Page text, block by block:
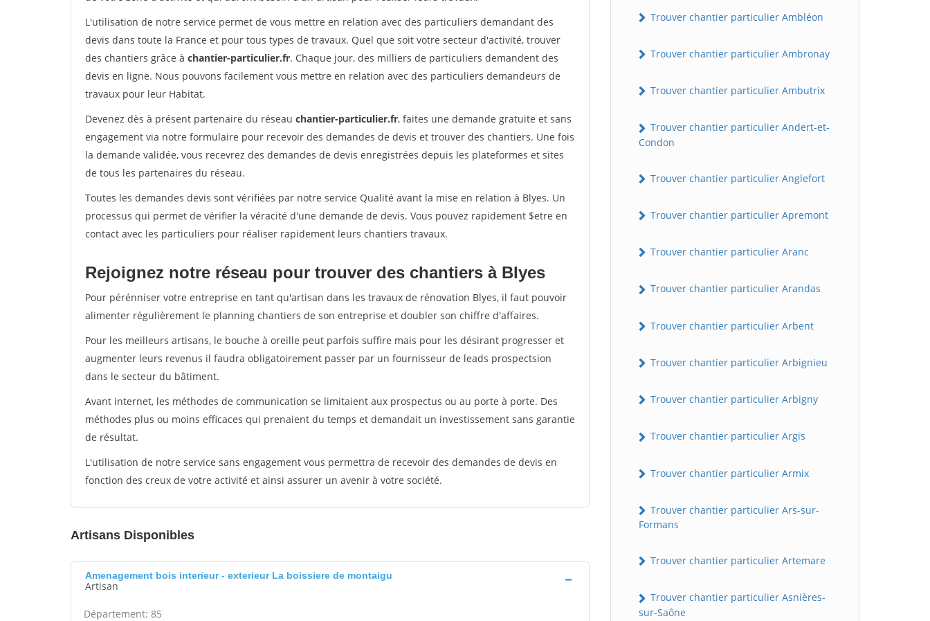
L'utilisation de notre service permet de vous mettre en relation avec des particuliers demandant des
devis dans toute la France et pour tous types de travaux. Quel que soit votre secteur d'activité, trouver
des chantiers grâce à chantier-particulier.fr. Chaque jour, des milliers de particuliers demandent des
devis en ligne. Nous pouvons facilement vous mettre en relation avec des particuliers demandeurs de
travaux pour leur Habitat.
Devenez dès à présent partenaire du réseau chantier-particulier.fr, faites une demande gratuite et sans
engagement via notre formulaire pour recevoir des demandes de devis et trouver des chantiers. Une fois
la demande validée, vous recevrez des demandes de devis enregistrées depuis les plateformes et sites
de tous les partenaires du réseau.
Toutes les demandes devis sont vérifiées par notre service Qualité avant la mise en relation à Blyes. Un
processus qui permet de vérifier la véracité d'une demande de devis. Vous pouvez rapidement $etre en
contact avec les particuliers pour réaliser rapidement leurs chantiers travaux.
Rejoignez notre réseau pour trouver des chantiers à Blyes
Pour pérénniser votre entreprise en tant qu'artisan dans les travaux de rénovation Blyes, il faut pouvoir
alimenter régulièrement le planning chantiers de son entreprise et doubler son chiffre d'affaires.
Pour les meilleurs artisans, le bouche à oreille peut parfois suffire mais pour les désirant progresser et
augmenter leurs revenus il faudra obligatoirement passer par un fournisseur de leads prospectsion
dans le secteur du bâtiment.
Avant internet, les méthodes de communication se limitaient aux prospectus ou au porte à porte. Des
méthodes plus ou moins efficaces qui prenaient du temps et demandait un investissement sans garantie
de résultat.
L'utilisation de notre service sans engagement vous permettra de recevoir des demandes de devis en
fonction des creux de votre activité et ainsi assurer un avenir à votre société.
Artisans Disponibles
Amenagement bois interieur - exterieur La boissiere de montaigu
Artisan
Département: 85
Trouver chantier particulier Ambléon
Trouver chantier particulier Ambronay
Trouver chantier particulier Ambutrix
Trouver chantier particulier Andert-et-
Condon
Trouver chantier particulier Anglefort
Trouver chantier particulier Apremont
Trouver chantier particulier Aranc
Trouver chantier particulier Arandas
Trouver chantier particulier Arbent
Trouver chantier particulier Arbignieu
Trouver chantier particulier Arbigny
Trouver chantier particulier Argis
Trouver chantier particulier Armix
Trouver chantier particulier Ars-sur-
Formans
Trouver chantier particulier Artemare
Trouver chantier particulier Asnières-
sur-Saône